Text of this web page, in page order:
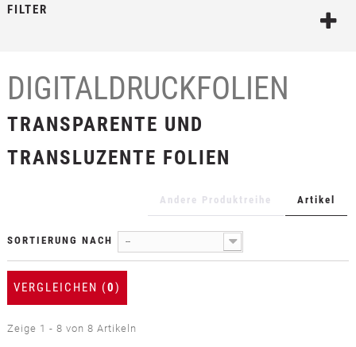
+
SPEZIALFOLIEN
SCHUTZ- UND SICHERHEITSFOLIEN
ZUBEHÖR
FILTER
DIGITALDRUCKFOLIEN
TRANSPARENTE UND
TRANSLUZENTE FOLIEN
Artikel
Andere Produktreihe
SORTIERUNG NACH --
VERGLEICHEN (0)
Zeige 1 - 8 von 8 Artikeln